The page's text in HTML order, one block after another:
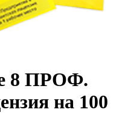
8 ПРОФ.
на 100